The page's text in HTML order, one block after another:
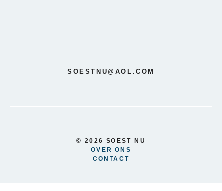
SOESTNU@AOL.COM
© 2026 SOEST NU
OVER ONS
CONTACT